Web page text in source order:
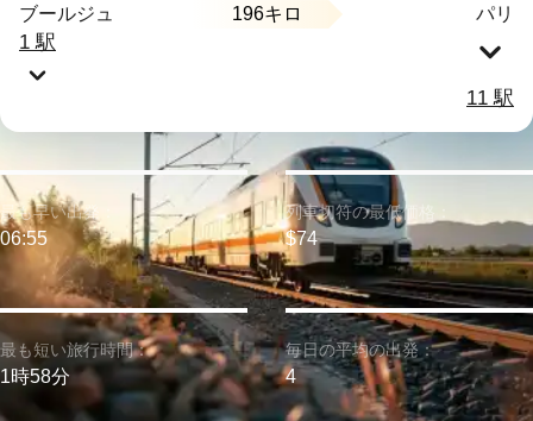
ブールジュ 196キロ パリ
1 駅
11 駅
最も短い旅行時間：
1時58分
最も早い出発：
06:55
列車切符の最低価格：
$74
毎日の平均の出発：
4